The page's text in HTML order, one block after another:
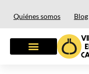
Quiénes somos Blog